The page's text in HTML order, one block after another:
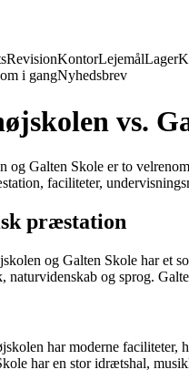
RevisionKontorLejemålLager
i gangNyhedsbrev
vs.
og Galten Skole er to
faciliteter,
præstation
og Galten Skole har et
naturvidenskab og sprog.
har moderne faciliteter,
har en stor idrætshal,